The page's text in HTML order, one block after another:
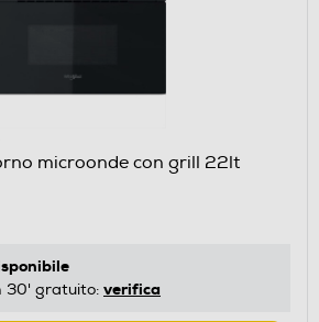
microonde con grill 22lt
30' gratuito: verifica